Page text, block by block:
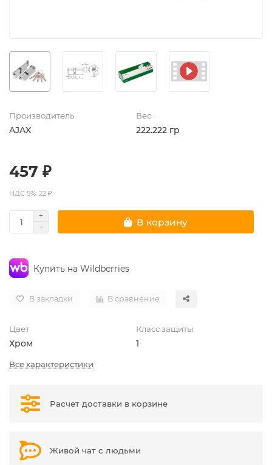
Производитель
AJAX
Вес
222.222 гр
457 ₽
НДС 5%: 22 ₽
В корзину
Купить на Wildberries
В закладки В сравнение
Цвет
Хром
Класс защиты
1
Все характеристики
Расчет доставки в корзине
Живой чат с людьми